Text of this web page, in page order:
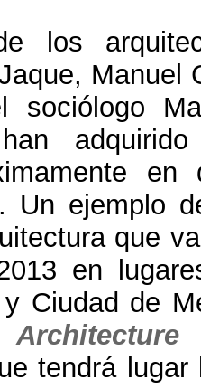
los
, Manuel
sociólogo
en
. Un ejemplo
que
en
Ciudad de
tendrá lugar